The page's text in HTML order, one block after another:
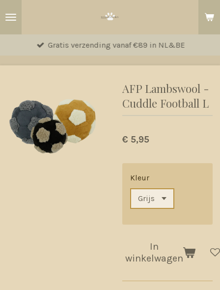
hoofdinhoud
Gratis verzending vanaf €89 in NL&BE
AFP Lambswool -
Cuddle Football L
€ 5,95
Kleur
In
winkelwagen